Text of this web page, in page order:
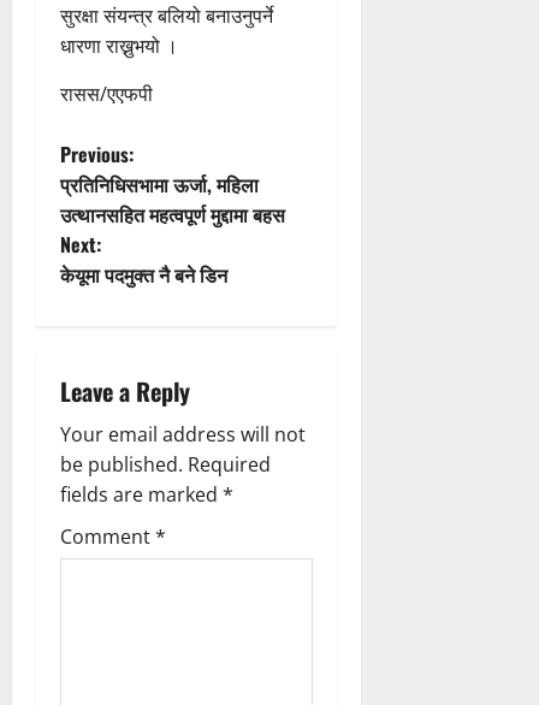
सुरक्षा संयन्त्र बलियो बनाउनुपर्ने
धारणा राख्नुभयो ।
रासस/एएफपी
P
o
s
a
v
i
g
Previous:
प्रतिनिधिसभामा ऊर्जा, महिला
उत्थानसहित महत्वपूर्ण मुद्दामा बहस
Next:
केयूमा पदमुक्त नै बने डिन
Leave a Reply
Your email address will not
be published. Required
fields are marked *
Comment*